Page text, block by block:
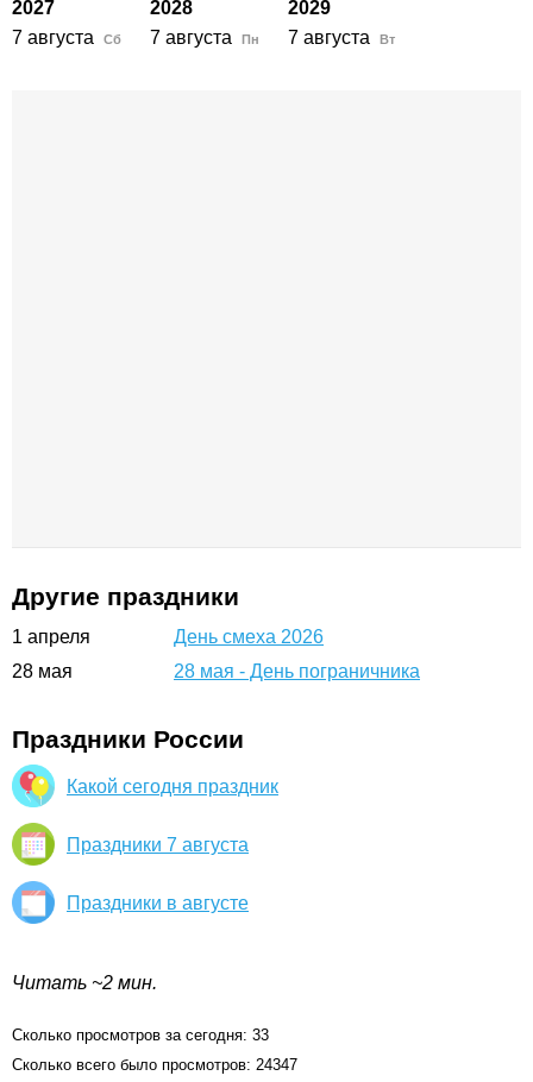
2027 2028
2029
7 августа
Сб 7 августа Пн 7 августа Вт
Другие праздники
1 апреля
День смеха 2026
28 мая 28 мая - День пограничника
Праздники России
Какой сегодня праздник
Праздники 7 августа
Праздники в августе
Читать ~2 мин.
Сколько просмотров за сегодня: 33
Сколько всего было просмотров: 24347